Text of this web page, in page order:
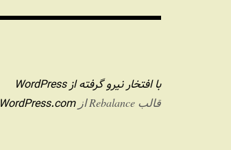
با افتخار نیرو گرفته از WordPress
قالب Rebalance از WordPress.com